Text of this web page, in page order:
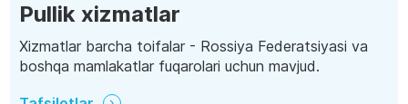
Pullik xizmatlar
Xizmatlar barcha toifalar - Rossiya Federatsiyasi va
boshqa mamlakatlar fuqarolari uchun mavjud.